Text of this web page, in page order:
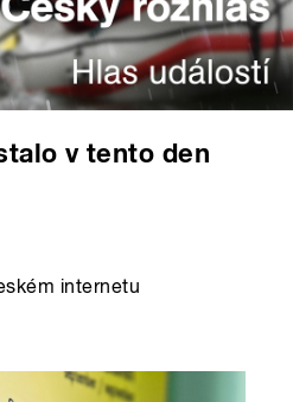
v tento den
internetu